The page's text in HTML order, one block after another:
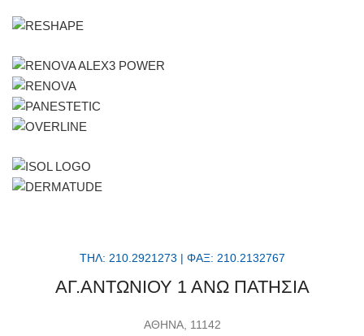
ΤΗΛ: 210.2921273 | ΦΑΞ: 210.2132767
ΑΓ.ΑΝΤΩΝΙΟΥ 1 ΑΝΩ ΠΑΤΗΣΙΑ
ΑΘΗΝΑ, 11142